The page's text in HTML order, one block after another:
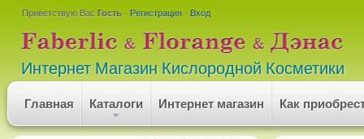
Приветствую Вас Гость · Регистрация · Вход
Интернет Магазин Кислородной Косметики
Главная Каталоги Интернет магазин Как